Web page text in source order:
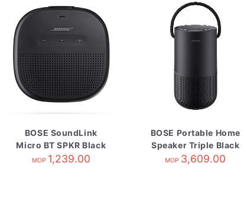
BOSE SoundLink
Micro BT SPKR Black
A/B/K板1有陳列架
MOP 1,239.00
BOSE Portable Home
Speaker Triple Black
MOP 3,609.00